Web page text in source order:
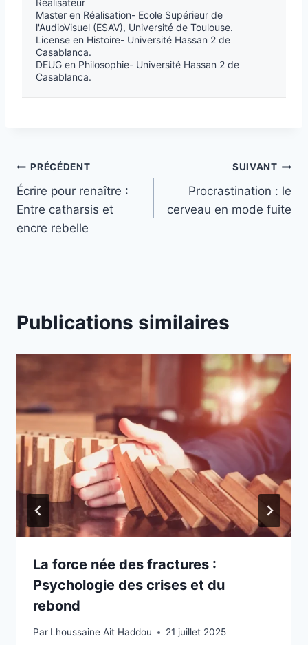
Réalisateur
Master en Réalisation- Ecole Supérieur de
l'AudioVisuel (ESAV), Université de Toulouse.
License en Histoire- Université Hassan 2 de
Casablanca.
DEUG en Philosophie- Université Hassan 2 de
Casablanca.
PRÉCÉDENT
Écrire pour renaître :
Entre catharsis et
encre rebelle
SUIVANT
Procrastination : le
cerveau en mode fuite
Publications similaires
La force née des fractures :
Psychologie des crises et du
rebond
Par Lhoussaine Ait Haddou 21 juillet 2025